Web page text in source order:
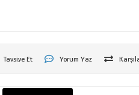
Tavsiye Et Yorum Yaz